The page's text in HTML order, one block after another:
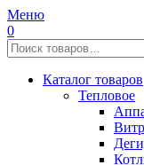
Меню
0
Каталог товаров
Тепловое